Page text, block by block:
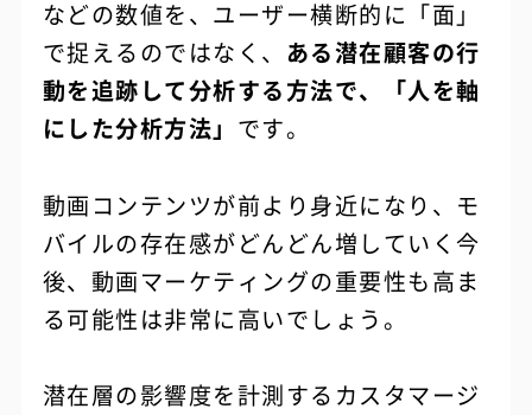
などの数値を、ユーザー横断的に「面」
で捉えるのではなく、 ある潜在顧客の行
動を追跡して分析する方法で、「人を軸
にした分析方法」 です。
動画コンテンツが前より身近になり、モ
バイルの存在感がどんどん増していく今
後、動画マーケティングの重要性も高ま
る可能性は非常に高いでしょう。
潜在層の影響度を計測するカスタマージ